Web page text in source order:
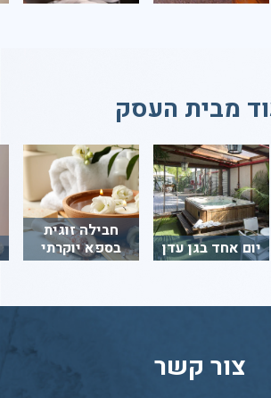
מבית העסק
יום אחד בגן עדן
חבילה זוגית
בספא יוקרתי
צור קשר